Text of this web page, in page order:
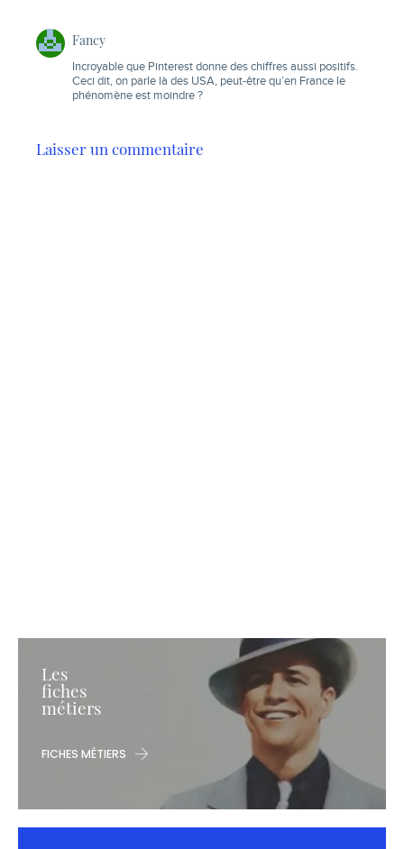
Fancy
Incroyable que Pinterest donne des chiffres aussi positifs.
Ceci dit, on parle là des USA, peut-être qu’en France le
phénomène est moindre ?
Laisser un commentaire
Les
fiches
métiers
FICHES MÉTIERS